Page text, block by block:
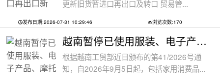
更新旧货暂进口再出口及转口 贸易管...
发布日期:2026-07-31 10:29:46 浏览次数:170
越南暂停已使用服装、电子产品、摩托车
根据越南工贸部近日颁布的第41/2026号通
知，自2026年9月5日起，包括家用消费品...